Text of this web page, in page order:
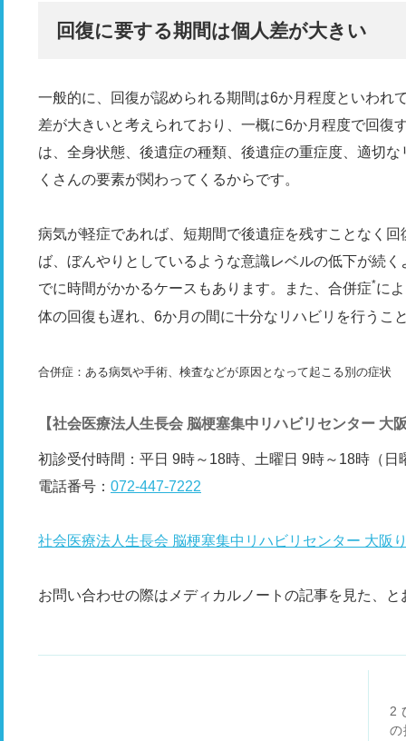
回復に要する期間は個人差が大きい
一般的に、回復が認められる期間は6か月程度といわれ
差が大きいと考えられており、一概に6か月程度で回復
は、全身状態、後遺症の種類、後遺症の重症度、適切
くさんの要素が関わってくるからです。
病気が軽症であれば、短期間で後遺症を残すことなく
ば、ぼんやりとしているような意識レベルの低下が続
でに時間がかかるケースもあります。また、合併症*に
体の回復も遅れ、6か月の間に十分なリハビリを行うこ
合併症：ある病気や手術、検査などが原因となって起こる別の症状
【社会医療法人生長会 脳梗塞集中リハビリセンター
初診受付時間：平日 9時～18時、土曜日 9時～18時（
電話番号： 072-447-7222
社会医療法人生長会 脳梗塞集中リハビリセンター 大阪
お問い合わせの際はメディカルノートの記事を見た、
2
の